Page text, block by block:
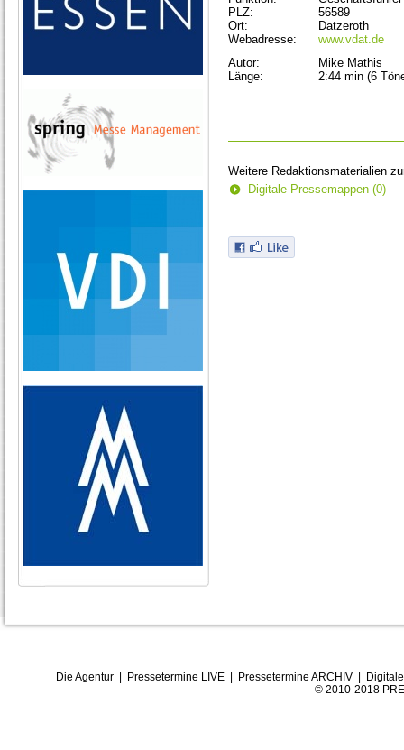
PLZ:
56589
Ort:
Datzeroth
Webadresse:
www.vdat.de
Autor:
Mike Mathis
Länge:
2:44 min (6
Weitere Redaktionsmaterialien
Digitale Pressemappen (0)
Die Agentur| Pressetermine LIVE| Pressetermine ARCHIV|
© 2010-2018